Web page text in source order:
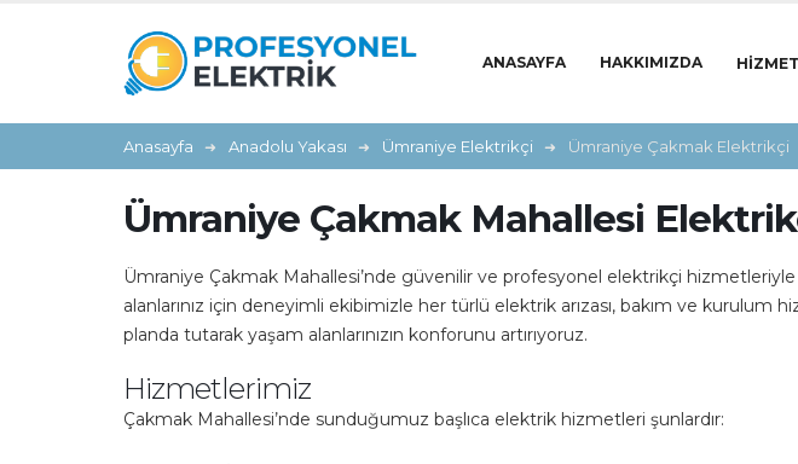
ANASAYFA HAKKIMIZDA
Anasayfa Anadolu Yakası Ümraniye Elektrikçi Ümraniye Çakmak Elektrikçi
Ümraniye Çakmak Mahallesi
Ümraniye Çakmak Mahallesi’nde güvenilir ve profesyonel elektrikçi
alanlarınız için deneyimli ekibimizle her türlü elektrik arızası, bakım ve kurulum
planda tutarak yaşam alanlarınızın konforunu artırıyoruz.
Hizmetlerimiz
Çakmak Mahallesi’nde sunduğumuz başlıca elektrik hizmetleri şunlardır: